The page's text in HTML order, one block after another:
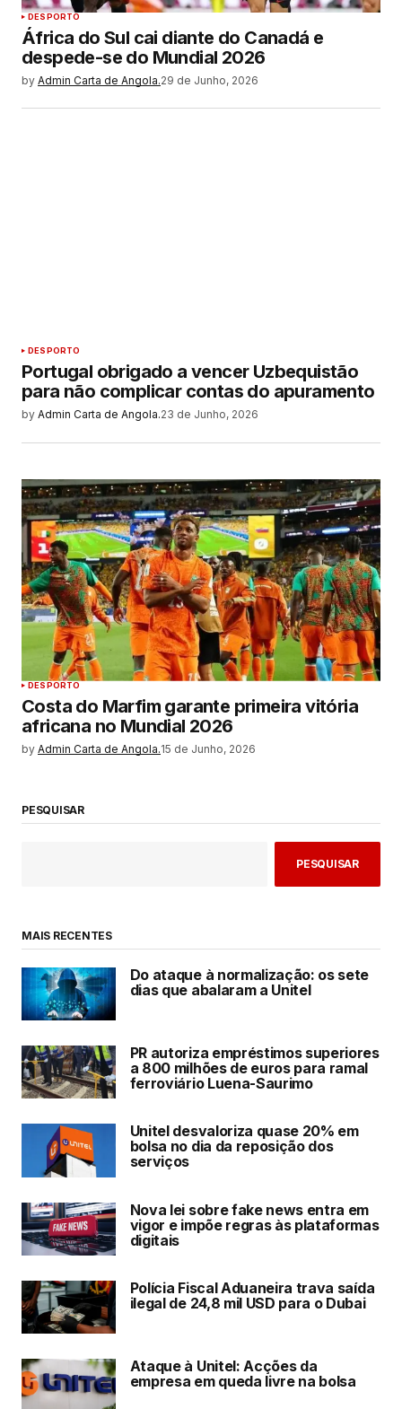
DESPORTO
África do Sul cai diante do Canadá e
despede-se do Mundial 2026
by Admin Carta de Angola.29 de Junho, 2026
DESPORTO
Portugal obrigado a vencer Uzbequistão
para não complicar contas do apuramento
by Admin Carta de Angola.23 de Junho, 2026
DESPORTO
Costa do Marfim garante primeira vitória
africana no Mundial 2026
by Admin Carta de Angola.15 de Junho, 2026
PESQUISAR
PESQUISAR
MAIS RECENTES
Do ataque à normalização: os sete
dias que abalaram a Unitel
PR autoriza empréstimos superiores
a 800 milhões de euros para ramal
ferroviário Luena-Saurimo
Unitel desvaloriza quase 20% em
bolsa no dia da reposição dos
serviços
Nova lei sobre fake news entra em
vigor e impõe regras às plataformas
digitais
Polícia Fiscal Aduaneira trava saída
ilegal de 24,8 mil USD para o Dubai
Ataque à Unitel: Acções da
empresa em queda livre na bolsa